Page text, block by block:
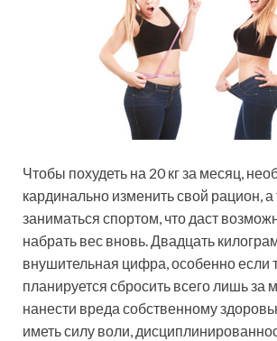
Чтобы похудеть на 20 кг за месяц, не
кардинально изменить свой рацион, а
заниматься спортом, что даст
набрать вес вновь. Двадцать
внушительная цифра, особенно если
планируется сбросить всего лишь за
нанести вреда собственному
иметь силу воли,